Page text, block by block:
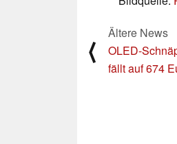
⟨
Ältere News
OLED-
fällt auf 674